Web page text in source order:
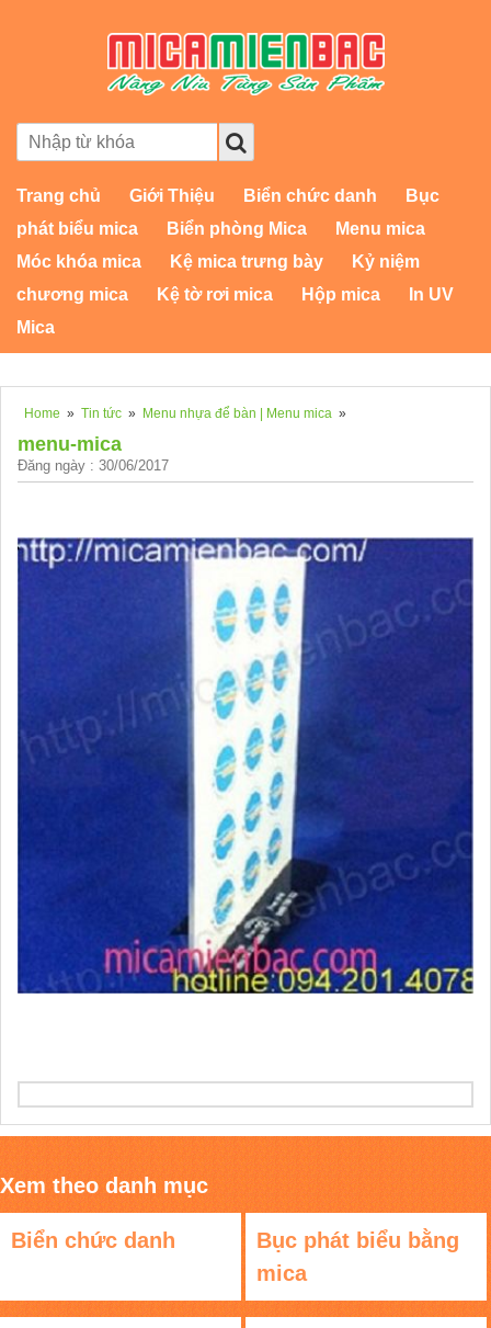
Trang chủ Giới Thiệu Biển chức danh
Bục
phát biểu mica
Biển phòng Mica
Menu mica
Móc khóa mica
Kệ mica trưng bày
Kỷ niệm
chương mica
Kệ tờ rơi mica Hộp mica
In UV
Mica
Home » Tin tức » Menu nhựa để bàn | Menu mica »
menu-mica
Đăng ngày : 30/06/2017
Xem theo danh mục
Biển chức danh
Bục phát biểu bằng
mica